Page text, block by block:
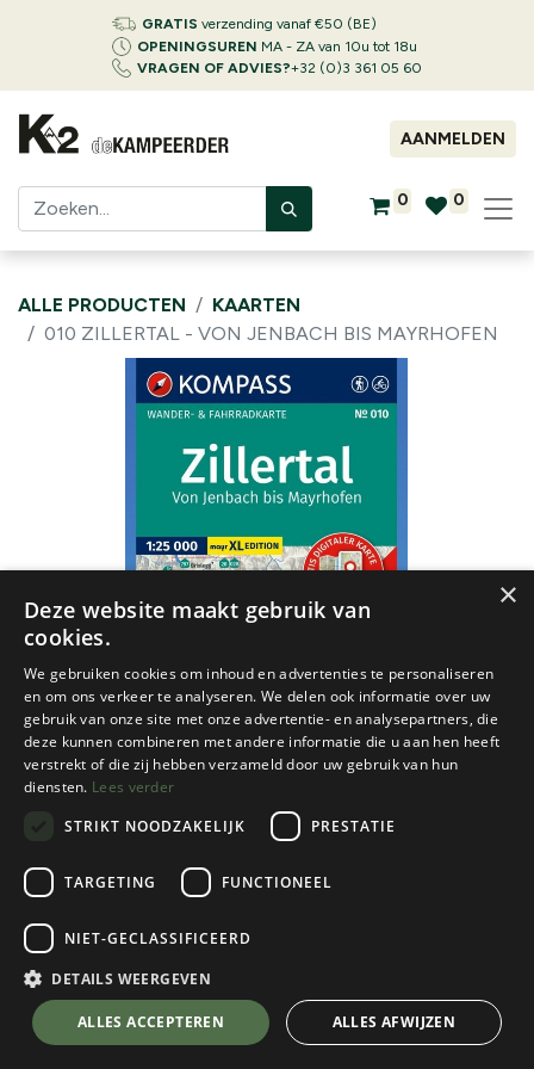
GRATIS verzending vanaf €50 (BE)
OPENINGSUREN MA - ZA van 10u tot 18u
VRAGEN OF ADVIES?+32 (0)3 361 05 60
AANMELDEN
0 0
ALLE PRODUCTEN
KAARTEN
010 ZILLERTAL - VON JENBACH BIS MAYRHOFEN
Kompass
010 Zillertal - Von Jenbach bis
Mayrhofen
€16,95
💬 Stel je vraag over dit product via WhatsApp
×
Deze website maakt gebruik van
cookies.
We gebruiken cookies om inhoud en advertenties te personaliseren
en om ons verkeer te analyseren. We delen ook informatie over uw
gebruik van onze site met onze advertentie- en analysepartners, die
deze kunnen combineren met andere informatie die u aan hen heeft
verstrekt of die zij hebben verzameld door uw gebruik van hun
diensten. Lees verder
STRIKT NOODZAKELIJK
PRESTATIE
TARGETING FUNCTIONEEL
NIET-GECLASSIFICEERD
DETAILS WEERGEVEN
ALLES ACCEPTEREN ALLES AFWIJZEN